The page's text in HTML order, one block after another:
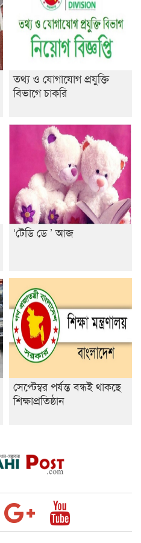
আবিদের
তথ্য ও যোগাযোগ প্রযুক্তি
বিভাগে চাকরি
‘টেডি ডে ’ আজ
সেপ্টেম্বর পর্যন্ত বন্ধই থাকছে
শিক্ষাপ্রতিষ্ঠান